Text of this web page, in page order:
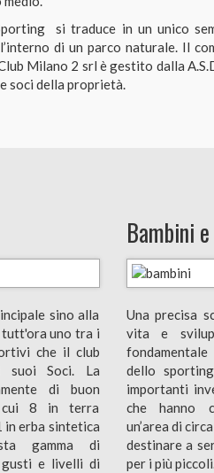
si traduce in un unico
di un parco naturale. Il
Milano 2 srl è gestito dalla
soci della proprietà.
sino alla
uno tra i
che il club
Soci. La
di buon
cui 8 in terra
in erba sintetica
gamma di
e livelli di
Bambini
Una precisa
vita e
dello
importanti
che hanno
un’area di
destinare a
per i più